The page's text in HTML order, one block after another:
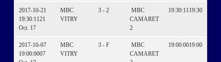
2017-10-21
19:30:1121
Oct. 17
MBC
VITRY
3 - 2
MBC
CAMARET
2
19:30:1119:30
2017-10-07
19:00:0007
MBC
VITRY
3 - F
MBC
CAMARET
19:00:0019:00